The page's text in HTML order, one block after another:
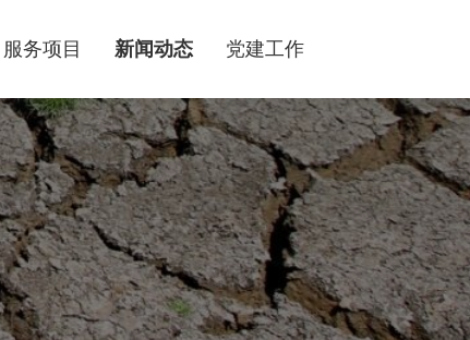
服务项目 新闻动态 党建工作